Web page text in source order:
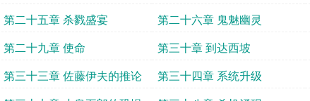
第二十五章 杀戮盛宴
第二十六章 鬼魅幽灵
第二十九章 使命
第三十章 到达西坡
第三十三章 佐藤伊夫的推论
第三十四章 系统升级